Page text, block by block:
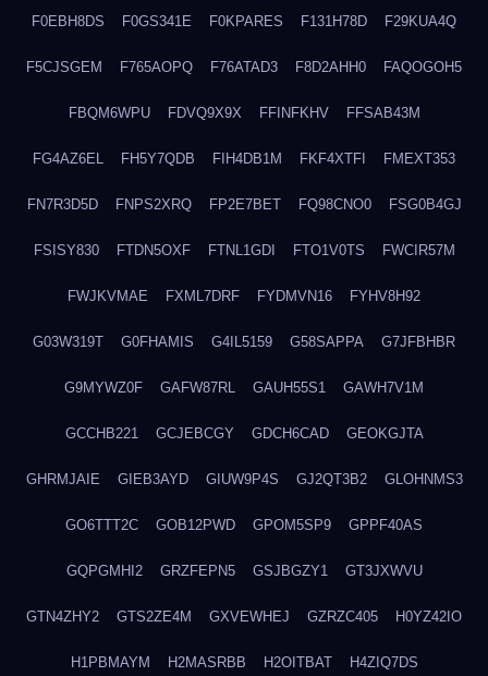
F0EBH8DS F0GS341E F0KPARES F131H78D F29KUA4Q
F5CJSGEM F765AOPQ F76ATAD3 F8D2AHH0 FAQOGOH5
FBQM6WPU FDVQ9X9X FFINFKHV FFSAB43M
FG4AZ6EL FH5Y7QDB FIH4DB1M FKF4XTFI FMEXT353
FN7R3D5D FNPS2XRQ FP2E7BET FQ98CNO0 FSG0B4GJ
FSISY830 FTDN5OXF FTNL1GDI FTO1V0TS FWCIR57M
FWJKVMAE FXML7DRF FYDMVN16 FYHV8H92
G03W319T G0FHAMIS G4IL5159 G58SAPPA G7JFBHBR
G9MYWZ0F GAFW87RL GAUH55S1 GAWH7V1M
GCCHB221 GCJEBCGY GDCH6CAD GEOKGJTA
GHRMJAIE GIEB3AYD GIUW9P4S GJ2QT3B2 GLOHNMS3
GO6TTT2C GOB12PWD GPOM5SP9 GPPF40AS
GQPGMHI2 GRZFEPN5 GSJBGZY1 GT3JXWVU
GTN4ZHY2 GTS2ZE4M GXVEWHEJ GZRZC405 H0YZ42IO
H1PBMAYM H2MASRBB H2OITBAT H4ZIQ7DS